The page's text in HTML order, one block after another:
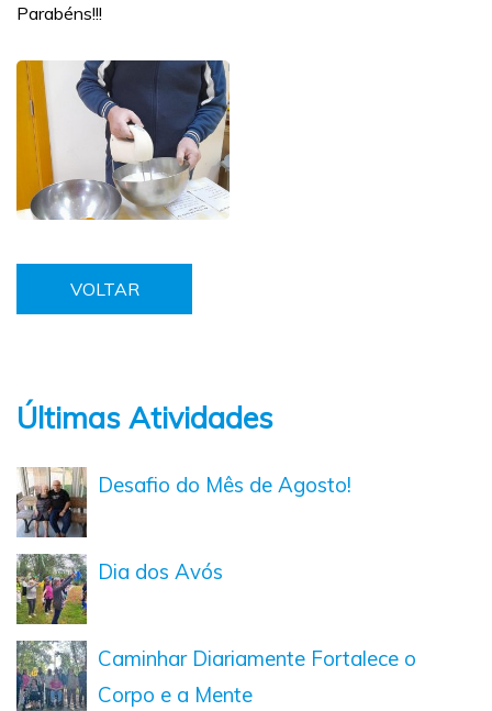
Parabéns!!!
VOLTAR
Últimas Atividades
Desafio do Mês de Agosto!
Dia dos Avós
Caminhar Diariamente Fortalece o
Corpo e a Mente